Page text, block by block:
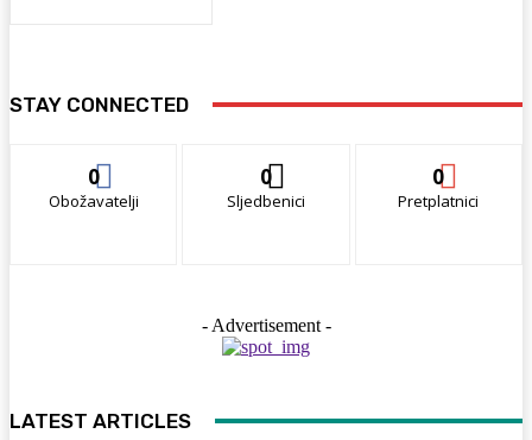
STAY CONNECTED
0
Obožavatelji
0
Sljedbenici
0
Pretplatnici
- Advertisement -
LATEST ARTICLES